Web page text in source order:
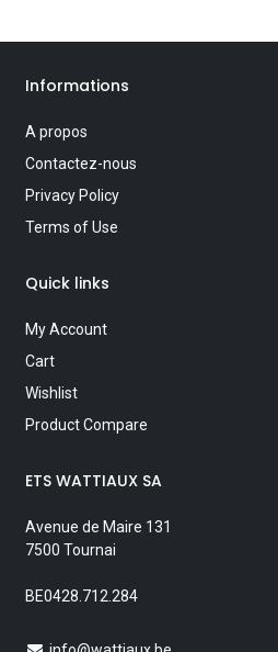
Informations
A propos
Contactez-nous
Privacy Policy
Terms of Use
Quick links
My Account
Cart
Wishlist
Product Compare
ETS WATTIAUX SA
Avenue de Maire 131
7500 Tournai
BE0428.712.284